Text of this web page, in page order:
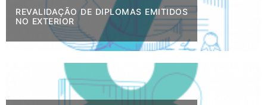
REVALIDAÇÃO DE DIPLOMAS EMITIDOS
NO EXTERIOR